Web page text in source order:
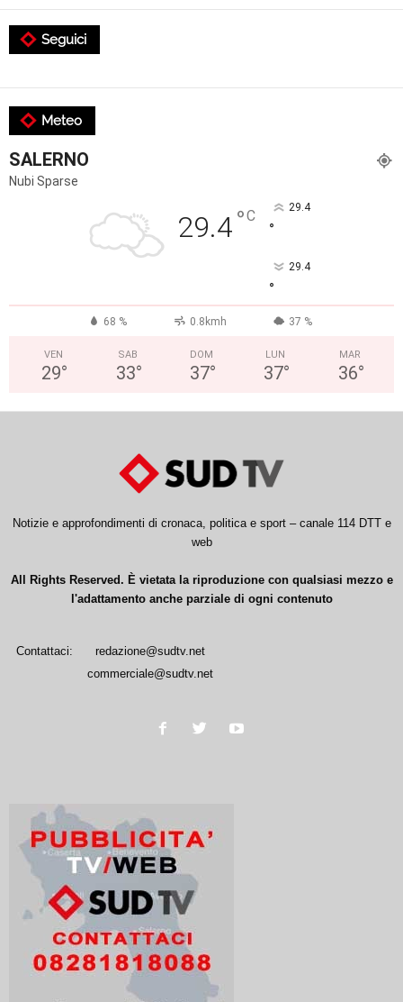
Seguici
Meteo
SALERNO
Nubi Sparse
29.4°C 29.4
°
29.4
°
68 % 0.8kmh 37 %
VEN
29°
SAB
33°
DOM
37°
LUN
37°
MAR
36°
Notizie e approfondimenti di cronaca, politica e sport – canale 114 DTT e
web
All Rights Reserved. È vietata la riproduzione con qualsiasi mezzo e
l'adattamento anche parziale di ogni contenuto
Contattaci:
redazione@sudtv.net
commerciale@sudtv.net